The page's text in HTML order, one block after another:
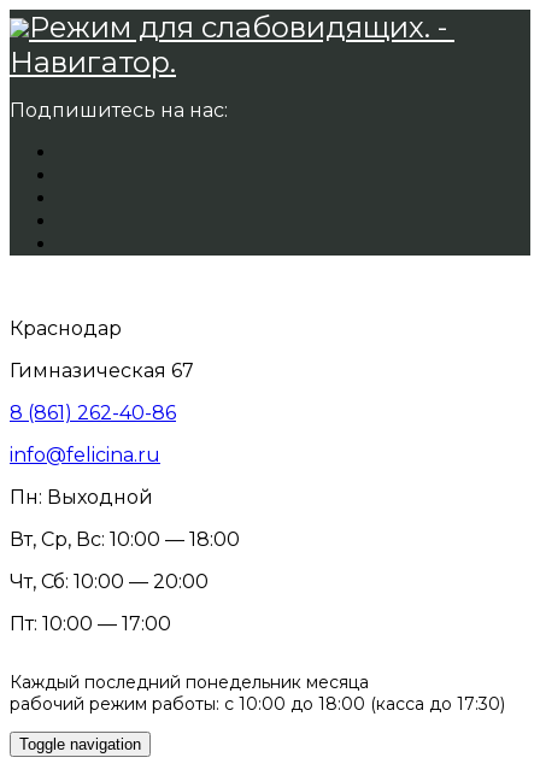
Режим для слабовидящих. -
Навигатор.
Подпишитесь на нас:
Краснодар
Гимназическая 67
8 (861) 262-40-86
info@felicina.ru
Пн: Выходной
Вт, Ср, Вс: 10:00 — 18:00
Чт, Сб: 10:00 — 20:00
Пт: 10:00 — 17:00
Каждый последний понедельник месяца
рабочий режим работы: с 10:00 до 18:00 (касса до 17:30)
Toggle navigation